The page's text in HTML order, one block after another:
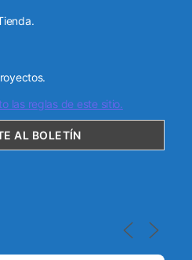
las reglas de este sitio.